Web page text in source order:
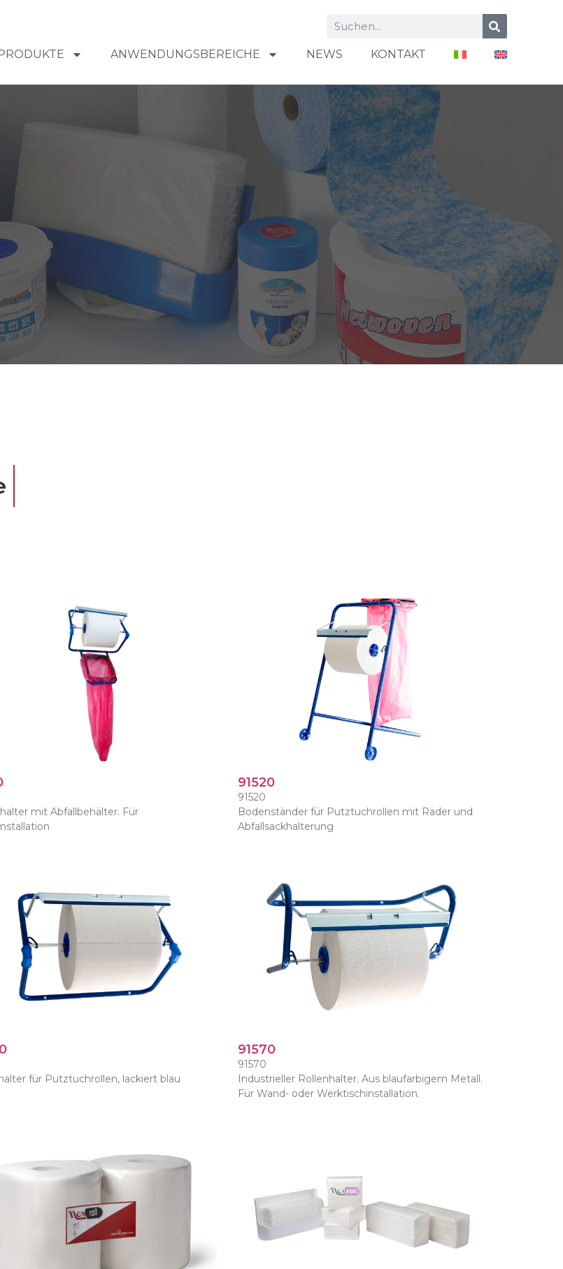
ANWENDUNGSBEREICHE NEWS KONTAKT
mit Abfallbehälter. Für
91520
91520
Bodenständer für Putztuchrollen mit Räder und
Abfallsackhalterung
für Putztuchrollen, lackiert blau
91570
91570
Industrieller Rollenhalter. Aus blaufarbigem Metall.
Für Wand- oder Werktischinstallation.